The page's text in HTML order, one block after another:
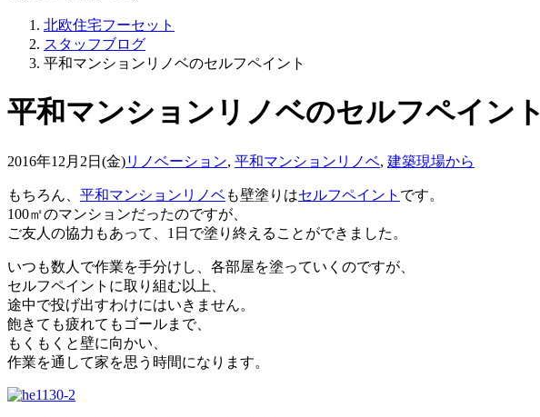
北欧住宅フーセット
スタッフブログ
平和マンションリノベのセルフペイント
平和マンションリノベのセルフペイント
2016年12月2日(金)リノベーション, 平和マンションリノベ, 建築現場から
もちろん、 平和マンションリノベも壁塗りはセルフペイント です。
100㎡のマンションだったのですが、
ご友人の協力もあって、1日で塗り終えることができました。
いつも数人で作業を手分けし、各部屋を塗っていくのですが、
セルフペイントに取り組む以上、
途中で投げ出すわけにはいきません。
飽きても疲れてもゴールまで、
もくもくと壁に向かい、
作業を通して家を思う時間になります。